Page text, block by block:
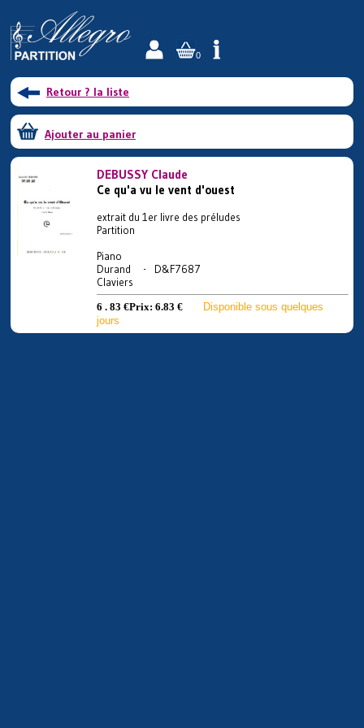
0
Retour ? la liste
Ajouter au panier
DEBUSSY Claude
Ce qu'a vu le vent d'ouest
extrait du 1er livre des préludes
Partition
Piano
Durand - D&F7687
Claviers
6 . 83 €Prix: 6.83 €
Disponible sous quelques
jours